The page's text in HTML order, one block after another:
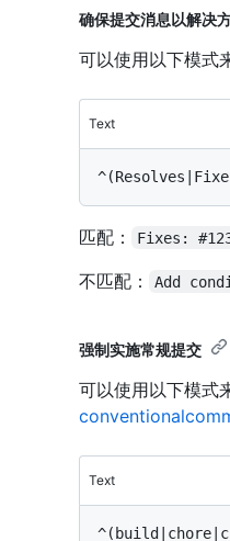
确保提交消息以解决
可以使用以下模式
Text
匹配： Fixes:
不匹配： Add
强制实施常规提交
可以使用以下模式
Text